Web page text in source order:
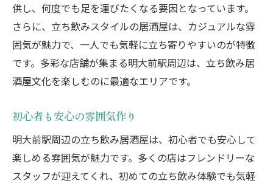
供し、何度でも足を運びたくなる要因となっています。
さらに、立ち飲みスタイルの居酒屋は、カジュアルな雰
囲気が魅力で、一人でも気軽に立ち寄りやすいのが特徴
です。多彩な店舗が集まる明大前駅周辺は、立ち飲み居
酒屋文化を楽しむのに最適なエリアです。
初心者も安心の雰囲気作り
明大前駅周辺の立ち飲み居酒屋は、初心者でも安心して
楽しめる雰囲気が魅力です。多くの店はフレンドリーな
スタッフが迎えてくれ、初めての立ち飲み体験でも気軽